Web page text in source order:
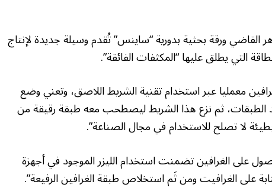
آذار 2012 نشر ماهر القاضي ورقة بحثية بدورية “ساينس” تُقدم وسيلة جديدة لإنتاج
التي يطلق عليها “المكثفات الفائقة”.
معمليا عبر استخدام تقنية الشريط اللاصق، وتعني وضع
ثم نزع هذا الشريط ليصطحب معه طبقة رقيقة من
لا تصلح للاستخدام في مجال الصناعة”.
على الغرافين تضمنت استخدام الليزر الموجود في أجهزة